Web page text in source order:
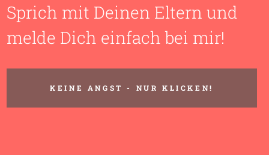
Sprich mit Deinen Eltern und
melde Dich einfach bei mir!
KEINE ANGST - NUR KLICKEN!